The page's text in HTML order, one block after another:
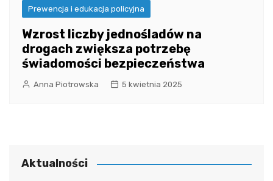
Prewencja i edukacja policyjna
Wzrost liczby jednośladów na
drogach zwiększa potrzebę
świadomości bezpieczeństwa
Anna Piotrowska 5 kwietnia 2025
Aktualności